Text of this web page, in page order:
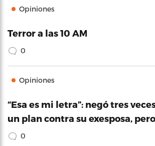
Opiniones
Terror a las 10 AM
0
Opiniones
“Esa es mi letra”: negó tres
un plan contra su exesposa,
0